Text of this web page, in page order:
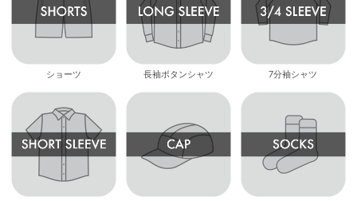
ショーツ 長袖ボタンシャツ 7分袖シャツ